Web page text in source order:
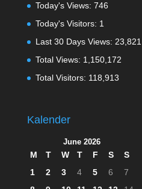
Today's Views: 746
Today's Visitors: 1
Last 30 Days Views: 23,821
Total Views: 1,150,172
Total Visitors: 118,913
Kalender
June 2026
M T W T F S
S
1
2 3 4 5 6
7